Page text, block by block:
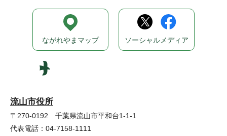
流山市役所
〒270-0192 千葉県流山市平和台1-1-1
代表電話：04-7158-1111
ながれやまマップ ソーシャルメディア